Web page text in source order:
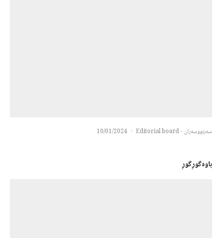
سەرنووسەران - Editorial board ·
10/01/2024
باوەگوڕگوڕ